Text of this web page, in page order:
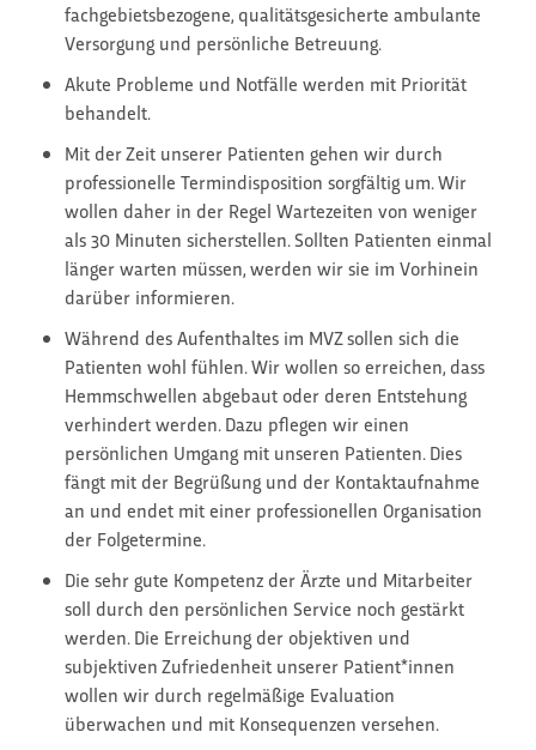
fachgebietsbezogene, qualitätsgesicherte ambulante
Versorgung und persönliche Betreuung.
Akute Probleme und Notfälle werden mit Priorität
behandelt.
Mit der Zeit unserer Patienten gehen wir durch
professionelle Termindisposition sorgfältig um. Wir
wollen daher in der Regel Wartezeiten von weniger
als 30 Minuten sicherstellen. Sollten Patienten einmal
länger warten müssen, werden wir sie im Vorhinein
darüber informieren.
Während des Aufenthaltes im MVZ sollen sich die
Patienten wohl fühlen. Wir wollen so erreichen, dass
Hemmschwellen abgebaut oder deren Entstehung
verhindert werden. Dazu pflegen wir einen
persönlichen Umgang mit unseren Patienten. Dies
fängt mit der Begrüßung und der Kontaktaufnahme
an und endet mit einer professionellen Organisation
der Folgetermine.
Die sehr gute Kompetenz der Ärzte und Mitarbeiter
soll durch den persönlichen Service noch gestärkt
werden. Die Erreichung der objektiven und
subjektiven Zufriedenheit unserer Patient*innen
wollen wir durch regelmäßige Evaluation
überwachen und mit Konsequenzen versehen.